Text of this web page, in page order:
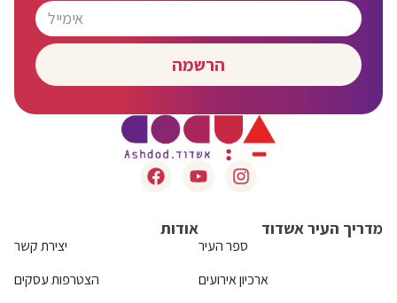
הרשמה
אודות
יצירת קשר
הצטרפות עסקים
מדריך העיר אשדוד
ספר העיר
ארכיון אירועים